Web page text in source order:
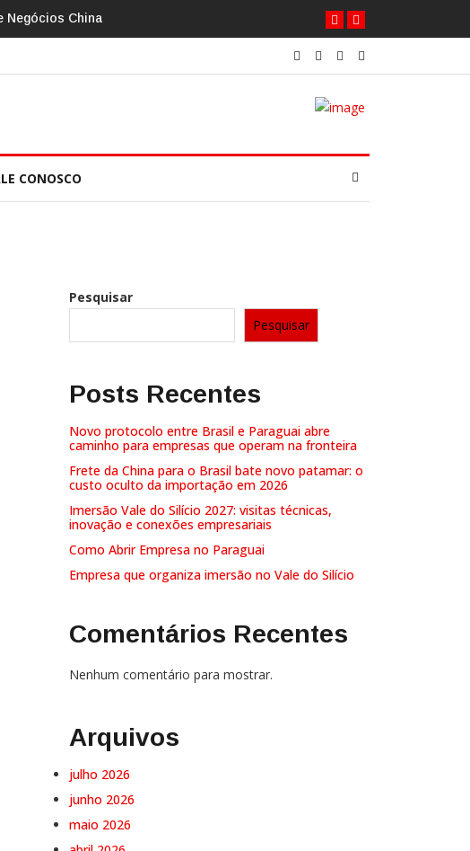
Negócios China
CONOSCO
Pesquisar
Pesquisar
Posts Recentes
Novo protocolo entre Brasil e Paraguai abre
caminho para empresas que operam na fronteira
Frete da China para o Brasil bate novo patamar: o
custo oculto da importação em 2026
Imersão Vale do Silício 2027: visitas técnicas,
inovação e conexões empresariais
Como Abrir Empresa no Paraguai
Empresa que organiza imersão no Vale do Silício
Comentários Recentes
Nenhum comentário para mostrar.
Arquivos
julho 2026
junho 2026
maio 2026